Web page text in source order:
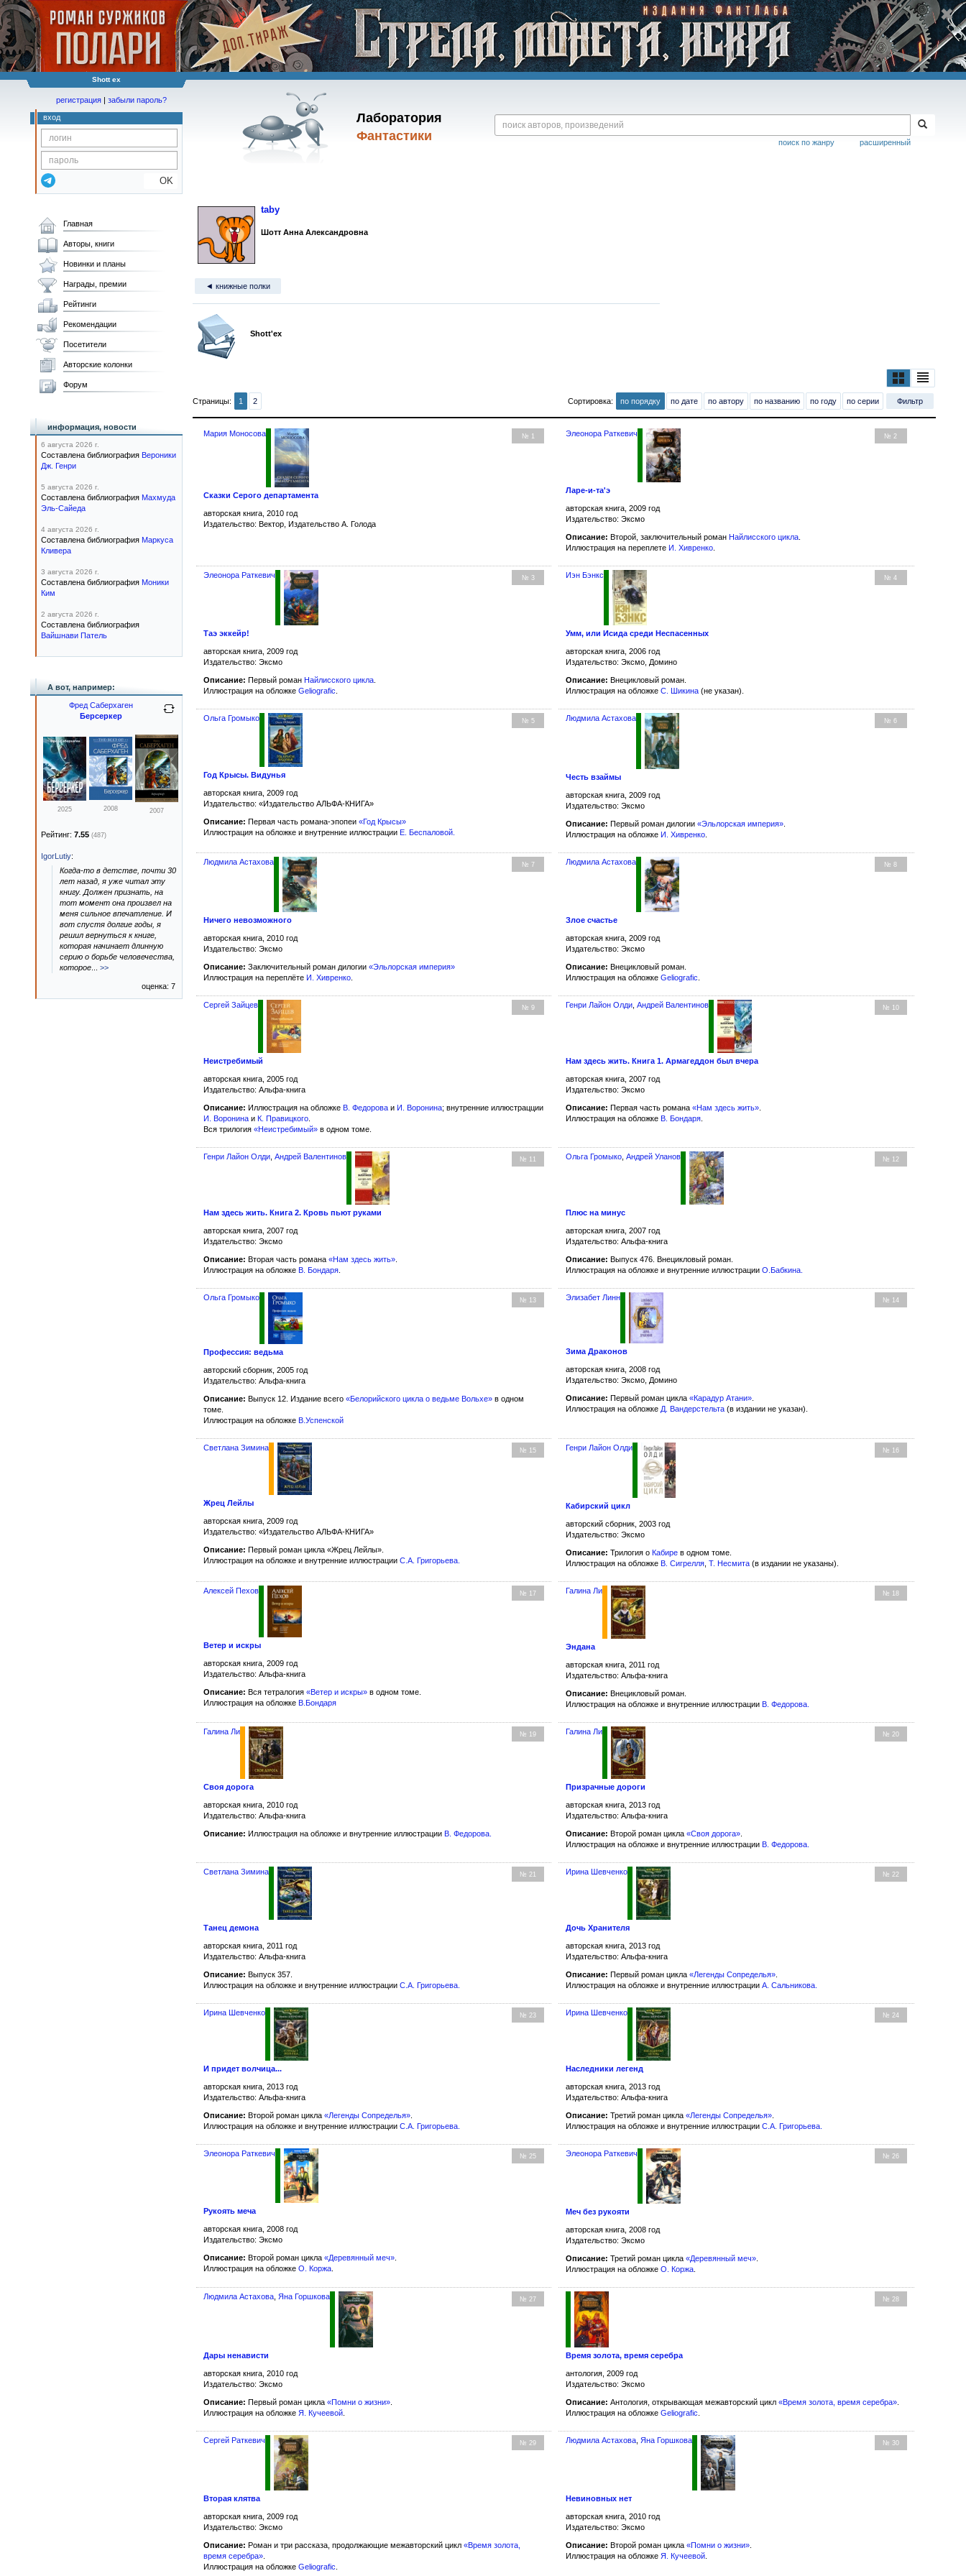
Shott ex
Лаборатория
Фантастики
расширенный
поиск по жанру
регистрация | забыли пароль?
вход
OK
taby
Шотт Анна Александровна
◄ книжные полки
Shott'ex
Страницы: 1 2 Сортировка: по порядку по дате по автору по названию по году по серии Фильтр
№ 1
Мария Моносова
Сказки Серого департамента
авторская книга, 2010 год
Издательство: Вектор, Издательство А. Голода
№ 2
Элеонора Раткевич
Ларе-и-та'э
авторская книга, 2009 год
Издательство: Эксмо
Описание: Второй, заключительный роман Найлисского цикла
Иллюстрация на переплете И. Хивренко
№ 3
Элеонора Раткевич
Таэ эккейр!
авторская книга, 2009 год
Издательство: Эксмо
Описание: Первый роман Найлисского цикла
Иллюстрация на обложке Geliografic
№ 4
Иэн Бэнкс
Умм, или Исида среди Неспасенных
авторская книга, 2006 год
Издательство: Эксмо, Домино
Описание: Внецикловый роман.
Иллюстрация на обложкеС. Шикина (не указан).
№ 5
Ольга Громыко
Год Крысы. Видунья
авторская книга, 2009 год
Издательство: «Издательство АЛЬФА-КНИГА»
Описание: Первая часть романа-эпопеи «Год Крысы»
Иллюстрация на обложке и внутренние иллюстрации Е. Беспаловой
№ 6
Людмила Астахова
Честь взаймы
авторская книга, 2009 год
Издательство: Эксмо
Описание: Первый роман дилогии«Эльлорская империя»
Иллюстрация на обложке И. Хивренко
№ 7
Людмила Астахова
Ничего невозможного
авторская книга, 2010 год
Издательство: Эксмо
Описание: Заключительный роман дилогии «Эльлорская империя»
Иллюстрация на переплёте И. Хивренко.
№ 8
Людмила Астахова
Злое счастье
авторская книга, 2009 год
Издательство: Эксмо
Описание: Внецикловый роман.
Иллюстрация на обложкеGeliografic.
№ 9
Сергей Зайцев
Неистребимый
авторская книга, 2005 год
Издательство: Альфа-книга
Описание: Иллюстрация на обложке В. Федорова и И. Воронина; внутренние иллюстрацции
И. Воронина и К. Правицкого
Вся трилогия «Неистребимый» в одном томе.
№ 10
Генри Лайон Олди,Андрей Валентинов
Нам здесь жить. Книга 1. Армагеддон был вчера
авторская книга, 2007 год
Издательство: Эксмо
Описание: Первая часть романа«Нам здесь жить»
Иллюстрация на обложке В. Бондаря
№ 11
Генри Лайон Олди Андрей Валентинов
Нам здесь жить. Книга 2. Кровь пьют руками
авторская книга, 2007 год
Издательство: Эксмо
Описание: Вторая часть романа «Нам здесь жить»
Иллюстрация на обложке В. Бондаря
№ 12
Ольга Громыко ,Андрей Уланов
Плюс на минус
авторская книга, 2007 год
Издательство: Альфа-книга
Описание: Выпуск 476. Внецикловый роман.
Иллюстрация на обложке и внутренние иллюстрацииО.Бабкина
№ 13
Ольга Громыко
Профессия: ведьма
авторский сборник, 2005 год
Издательство: Альфа-книга
Описание: Выпуск 12. Издание всего «Белорийского цикла о ведьме Вольхе» в одном
томе.
Иллюстрация на обложке В.Успенской
№ 14
Элизабет Линн
Зима Драконов
авторская книга, 2008 год
Издательство: Эксмо, Домино
Описание: Первый роман цикла«Карадур Атани»
Иллюстрация на обложке Д. Вандерстельта (в издании не указан).
№ 15
Светлана Зимина
Жрец Лейлы
авторская книга, 2009 год
Издательство: «Издательство АЛЬФА-КНИГА»
Описание: Первый роман цикла «Жрец Лейлы».
Иллюстрация на обложке и внутренние иллюстрации С.А. Григорьева
№ 16
Генри Лайон Олди
Кабирский цикл
авторский сборник, 2003 год
Издательство: Эксмо
Описание: Трилогия о Кабире в одном томе.
Иллюстрация на обложке В. Сигрелля ,Т. Несмита (в издании не указаны).
№ 17
Алексей Пехов
Ветер и искры
авторская книга, 2009 год
Издательство: Альфа-книга
Описание: Вся тетралогия «Ветер и искры» в одном томе.
Иллюстрация на обложке В.Бондаря
№ 18
Галина Ли
Эндана
авторская книга, 2011 год
Издательство: Альфа-книга
Описание: Внецикловый роман.
Иллюстрация на обложке и внутренние иллюстрации В. Федорова
№ 19
Галина Ли
Своя дорога
авторская книга, 2010 год
Издательство: Альфа-книга
Описание: Иллюстрация на обложке и внутренние иллюстрации В. Федорова.
№ 20
Галина Ли
Призрачные дороги
авторская книга, 2013 год
Издательство: Альфа-книга
Описание: Второй роман цикла«Своя дорога».
Иллюстрация на обложке и внутренние иллюстрации В. Федорова.
№ 21
Светлана Зимина
Танец демона
авторская книга, 2011 год
Издательство: Альфа-книга
Описание: Выпуск 357.
Иллюстрация на обложке и внутренние иллюстрации С.А. Григорьева
№ 22
Ирина Шевченко
Дочь Хранителя
авторская книга, 2013 год
Издательство: Альфа-книга
Описание: Первый роман цикла«Легенды Сопределья»
Иллюстрация на обложке и внутренние иллюстрацииА. Сальникова
№ 23
Ирина Шевченко
И придет волчица...
авторская книга, 2013 год
Издательство: Альфа-книга
Описание: Второй роман цикла «Легенды Сопределья»
Иллюстрация на обложке и внутренние иллюстрации С.А. Григорьева
№ 24
Ирина Шевченко
Наследники легенд
авторская книга, 2013 год
Издательство: Альфа-книга
Описание: Третий роман цикла«Легенды Сопределья»
Иллюстрация на обложке и внутренние иллюстрацииС.А. Григорьева
№ 25
Элеонора Раткевич
Рукоять меча
авторская книга, 2008 год
Издательство: Эксмо
Описание: Второй роман цикла «Деревянный меч».
Иллюстрация на обложке О. Коржа.
№ 26
Элеонора Раткевич
Меч без рукояти
авторская книга, 2008 год
Издательство: Эксмо
Описание: Третий роман цикла«Деревянный меч»
Иллюстрация на обложкеО. Коржа
№ 27
Людмила Астахова Яна Горшкова
Дары ненависти
авторская книга, 2010 год
Издательство: Эксмо
Описание: Первый роман цикла «Помни о жизни»
Иллюстрация на обложке Я. Кучеевой
№ 28
Время золота, время серебра
антология, 2009 год
Издательство: Эксмо
Описание: Антология, открывающая межавторский цикл«Время золота, время серебра»
Иллюстрация на обложкеGeliografic
№ 29
Сергей Раткевич
Вторая клятва
авторская книга, 2009 год
Издательство: Эксмо
Описание: Роман и три рассказа, продолжающие межавторский цикл «Время золота,
время серебра».
Иллюстрация на обложке Geliografic.
№ 30
Людмила Астахова ,Яна Горшкова
Невиновных нет
авторская книга, 2010 год
Издательство: Эксмо
Описание: Второй роман цикла«Помни о жизни».
Иллюстрация на обложкеЯ. Кучеевой.
Главная
Авторы, книги
Новинки и планы
Награды, премии
Рейтинги
Рекомендации
Посетители
Авторские колонки
Форум
информация, новости
6 августа 2026 г.
Составлена библиография Вероники
Дж. Генри
5 августа 2026 г.
Составлена библиография Махмуда
Эль-Сайеда
4 августа 2026 г.
Составлена библиография Маркуса
Кливера
3 августа 2026 г.
Составлена библиография Моники
Ким
2 августа 2026 г.
Составлена библиография
Вайшнави Патель
А вот, например:
Фред Саберхаген
Берсеркер
2025 2008 2007
Рейтинг: 7.55 (487)
IgorLutiy:
Когда-то в детстве, почти 30
лет назад, я уже читал эту
книгу. Должен признать, на
тот момент она произвел на
меня сильное впечатление. И
вот спустя долгие годы, я
решил вернуться к книге,
которая начинает длинную
серию о борьбе человечества,
которое
>>
оценка: 7